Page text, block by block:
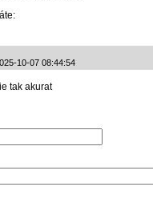
10-07 08:44:54
tak akurat